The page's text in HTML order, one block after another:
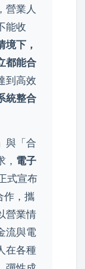
營業人
能收
境下，
都能合
到高效
統整合
與「合
， 電子
式宣布
作，攜
營業情
流與電
在各種